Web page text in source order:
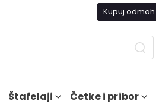
Kupuj odmah
Štafelaji Četke i pribor